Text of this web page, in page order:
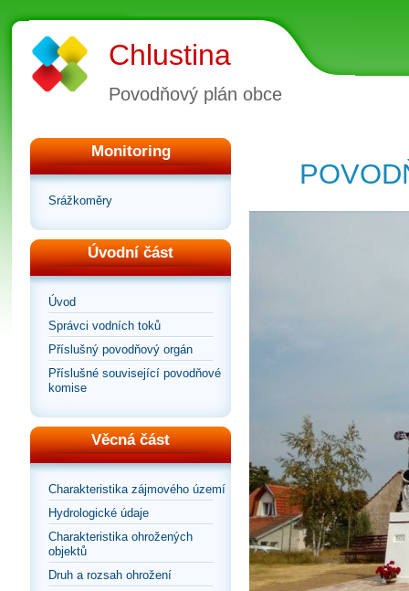
Chlustina
Povodňový plán obce
Monitoring
Srážkoměry
Úvodní část
Úvod
Správci vodních toků
Příslušný povodňový orgán
Příslušné související povodňové
komise
Věcná část
Charakteristika zájmového území
Hydrologické údaje
Charakteristika ohrožených
objektů
Druh a rozsah ohrožení